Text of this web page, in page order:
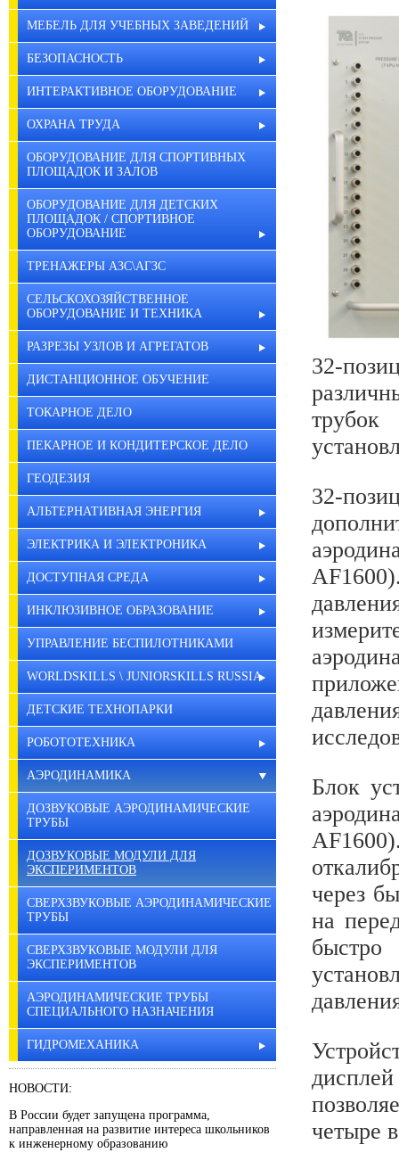
МЕБЕЛЬ ДЛЯ УЧЕБНЫХ ЗАВЕДЕНИЙ
БЕЗОПАСНОСТЬ
ИНТЕРАКТИВНОЕ ОБОРУДОВАНИЕ
ОХРАНА ТРУДА
ОБОРУДОВАНИЕ ДЛЯ СПОРТИВНЫХ
ПЛОЩАДОК И ЗАЛОВ
ОБОРУДОВАНИЕ ДЛЯ ДЕТСКИХ
ПЛОЩАДОК / СПОРТИВНОЕ
ОБОРУДОВАНИЕ
ТРЕНАЖЕРЫ АЗС\АГЗС
СЕЛЬСКОХОЗЯЙСТВЕННОЕ
ОБОРУДОВАНИЕ И ТЕХНИКА
РАЗРЕЗЫ УЗЛОВ И АГРЕГАТОВ
ДИСТАНЦИОННОЕ ОБУЧЕНИЕ
ТОКАРНОЕ ДЕЛО
ПЕКАРНОЕ И КОНДИТЕРСКОЕ ДЕЛО
ГЕОДЕЗИЯ
АЛЬТЕРНАТИВНАЯ ЭНЕРГИЯ
ЭЛЕКТРИКА И ЭЛЕКТРОНИКА
ДОСТУПНАЯ СРЕДА
ИНКЛЮЗИВНОЕ ОБРАЗОВАНИЕ
УПРАВЛЕНИЕ БЕСПИЛОТНИКАМИ
WORLDSKILLS \ JUNIORSKILLS RUSSIA
ДЕТСКИЕ ТЕХНОПАРКИ
РОБОТОТЕХНИКА
АЭРОДИНАМИКА
ДОЗВУКОВЫЕ АЭРОДИНАМИЧЕСКИЕ
ТРУБЫ
ДОЗВУКОВЫЕ МОДУЛИ ДЛЯ
ЭКСПЕРИМЕНТОВ
СВЕРХЗВУКОВЫЕ АЭРОДИНАМИЧЕСКИЕ
ТРУБЫ
СВЕРХЗВУКОВЫЕ МОДУЛИ ДЛЯ
ЭКСПЕРИМЕНТОВ
АЭРОДИНАМИЧЕСКИЕ ТРУБЫ
СПЕЦИАЛЬНОГО НАЗНАЧЕНИЯ
ГИДРОМЕХАНИКА
НОВОСТИ:
В России будет запущена программа,
направленная на развитие интереса школьников
к инженерному образованию
32-
32-
Блок
через
на
четыре